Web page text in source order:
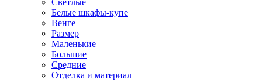
Светлые
Белые шкафы-купе
Венге
Размер
Маленькие
Большие
Средние
Отделка и материал